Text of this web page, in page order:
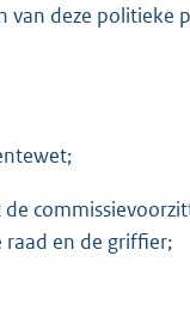
van deze politieke
raad en de griffier;